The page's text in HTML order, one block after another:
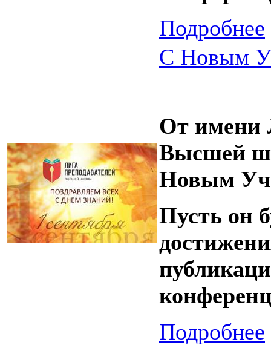
Подробнее
С Новым
От имени
Высшей
Новым
Пусть он
Подробнее